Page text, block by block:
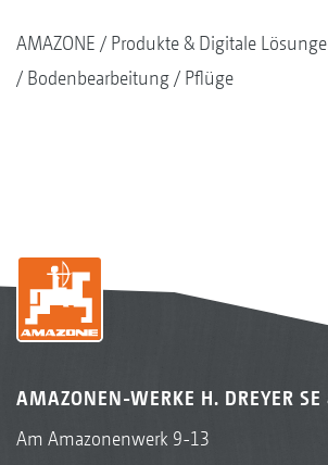
AMAZONE
Produkte & Digitale
Bodenbearbeitung
Pflüge
AMAZONEN-WERKE H. DREYER SE
Am Amazonenwerk 9-13